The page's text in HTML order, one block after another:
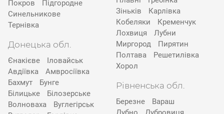
Покров
Підгородне
Синельникове
Тернівка
Донецька обл.
Єнакієве
Іловайськ
Авдіївка
Амвросіївка
Бахмут
Бунге
Білицьке
Білозерське
Волноваха
Вуглегірськ
Зіньків
Карлівка
Кобеляки
Кременчук
Лохвиця
Лубни
Миргород
Пирятин
Полтава
Решетилівка
Хорол
Рівненська обл.
Березне
Вараш